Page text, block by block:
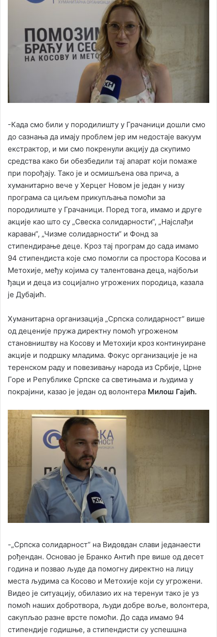
-Када смо били у породилишту у Грачаници дошли смо
до сазнања да имају проблем јер им недостаје вакуум
екстрактор, и ми смо покренули акцију да скупимо
средства како би обезбедили тај апарат који помаже
при порођају. Тако је и осмишљена ова прича, а
хуманитарно вече у Херцег Новом је један у низу
програма са циљем прикупљања помоћи за
породилиште у Грачаници. Поред тога, имамо и друге
акције као што су „Свеска солидарности“, „Најслађи
караван“, „Чизме солидарности“ и Фонд за
стипендирање деце. Кроз тај програм до сада имамо
94 стипендиста које смо помогли са простора Косова и
Метохије, међу којима су талентована деца, најбољи
ђаци и деца из социјално угрожених породица, казала
је Дубајић.
Хуманитарна организација „Српска солидарност“ више
од деценије пружа директну помоћ угроженом
становништву на Косову и Метохији кроз континуиране
акције и подршку младима. Фокус организације је на
теренском раду и повезивању народа из Србије, Црне
Горе и Републике Српске са светињама и људима у
покрајини, казао је један од волонтера Милош Гајић.
-„Српска солидарност“ на Видовдан слави једанаести
рођендан. Основао је Бранко Антић пре више од десет
година и позвао људе да помогну директно на лицу
места људима са Косово и Метохије који су угрожени.
Видео је ситуацију, обилазио их на теренуи тако је уз
помоћ наших добротвора, људи добре воље, волонтера,
сакупљао разне врсте помоћи. До сада имамо 94
стипендије годишње, а стипендисти су успешшна